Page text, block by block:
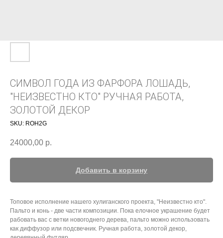
СИМВОЛ ГОДА ИЗ ФАРФОРА ЛОШАДЬ,
"НЕИЗВЕСТНО КТО" РУЧНАЯ РАБОТА,
ЗОЛОТОЙ ДЕКОР
SKU: ROH2G
24000,00 р.
Добавить в корзину
Топовое исполнение нашего хулиганского проекта, "Неизвестно кто".
Пальто и конь - две части композиции. Пока елочное украшение будет
рабовать вас с ветки новогоднего дерева, пальто можно использовать
как диффузор или подсвечник. Ручная работа, золотой декор,